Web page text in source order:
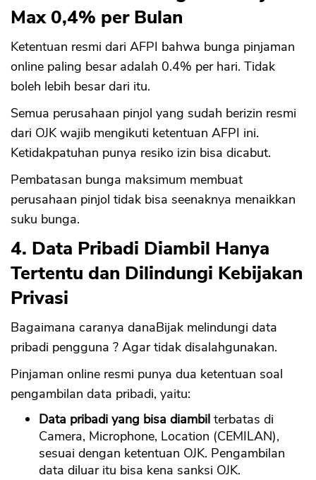
Max 0,4% per Bulan
Ketentuan resmi dari AFPI bahwa bunga pinjaman
online paling besar adalah 0.4% per hari. Tidak
boleh lebih besar dari itu.
Semua perusahaan pinjol yang sudah berizin resmi
dari OJK wajib mengikuti ketentuan AFPI ini.
Ketidakpatuhan punya resiko izin bisa dicabut.
Pembatasan bunga maksimum membuat
perusahaan pinjol tidak bisa seenaknya menaikkan
suku bunga.
4. Data Pribadi Diambil Hanya
Tertentu dan Dilindungi Kebijakan
Privasi
Bagaimana caranya danaBijak melindungi data
pribadi pengguna ? Agar tidak disalahgunakan.
Pinjaman online resmi punya dua ketentuan soal
pengambilan data pribadi, yaitu:
Data pribadi yang bisa diambil terbatas di
Camera, Microphone, Location (CEMILAN),
sesuai dengan ketentuan OJK. Pengambilan
data diluar itu bisa kena sanksi OJK.